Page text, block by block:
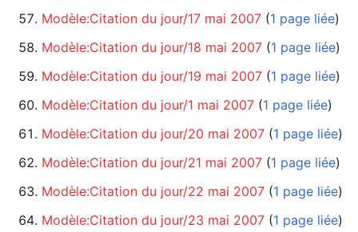
Modèle:Citation du jour/17 mai 2007 ‏‎ (1 page liée)
Modèle:Citation du jour/18 mai 2007 ‏‎ (1 page liée)
Modèle:Citation du jour/19 mai 2007 ‏‎ (1 page liée)
Modèle:Citation du jour/1 mai 2007 ‏‎ (1 page liée)
Modèle:Citation du jour/20 mai 2007 ‏‎ (1 page liée)
Modèle:Citation du jour/21 mai 2007 ‏‎ (1 page liée)
Modèle:Citation du jour/22 mai 2007 ‏‎ (1 page liée)
Modèle:Citation du jour/23 mai 2007 ‏‎ (1 page liée)